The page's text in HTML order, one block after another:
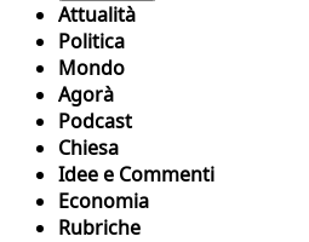
Attualità
Politica
Mondo
Agorà
Podcast
Chiesa
Idee e Commenti
Economia
Rubriche